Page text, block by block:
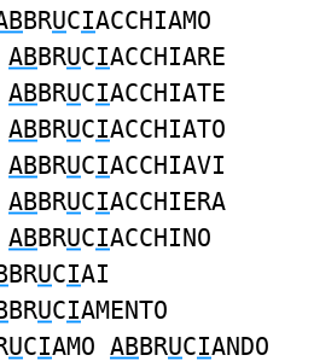
BRUCIACCHIAMO
ABBRUCIACCHIARE
ABBRUCIACCHIATE
ABBRUCIACCHIATO
ABBRUCIACCHIAVI
ABBRUCIACCHIERA
ABBRUCIACCHINO
BRUCIAI
BRUCIAMENTO
UCIAMO ABBRUCIANDO